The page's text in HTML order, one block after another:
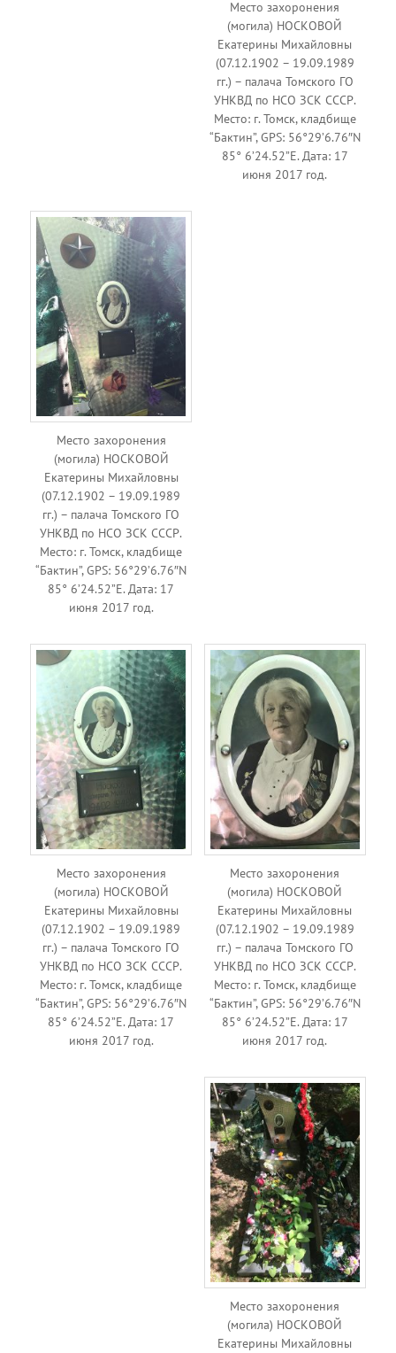
Место захоронения
(могила) НОСКОВОЙ
Екатерины Михайловны
(07.12.1902 – 19.09.1989
гг.) – палача Томского ГО
УНКВД по НСО ЗСК СССР.
Место: г. Томск, кладбище
“Бактин”, GPS: 56°29’6.76″N
85° 6’24.52”E. Дата: 17
июня 2017 год.
Место захоронения
(могила) НОСКОВОЙ
Екатерины Михайловны
(07.12.1902 – 19.09.1989
гг.) – палача Томского ГО
УНКВД по НСО ЗСК СССР.
Место: г. Томск, кладбище
“Бактин”, GPS: 56°29’6.76″N
85° 6’24.52”E. Дата: 17
июня 2017 год.
Место захоронения
(могила) НОСКОВОЙ
Екатерины Михайловны
(07.12.1902 – 19.09.1989
гг.) – палача Томского ГО
УНКВД по НСО ЗСК СССР.
Место: г. Томск, кладбище
“Бактин”, GPS: 56°29’6.76″N
85° 6’24.52”E. Дата: 17
июня 2017 год.
Место захоронения
(могила) НОСКОВОЙ
Екатерины Михайловны
(07.12.1902 – 19.09.1989
гг.) – палача Томского ГО
УНКВД по НСО ЗСК СССР.
Место: г. Томск, кладбище
“Бактин”, GPS: 56°29’6.76″N
85° 6’24.52”E. Дата: 17
июня 2017 год.
Место захоронения
(могила) НОСКОВОЙ
Екатерины Михайловны